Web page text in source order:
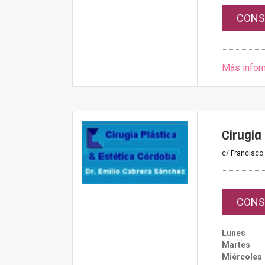
Más
c/ Francisco
Lunes
Martes
Miércoles